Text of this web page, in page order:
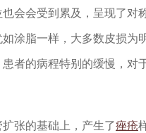
会会受到累及，呈现了对
涂脂一样，大多数皮损为
者的病程特别的缓慢，对
张的基础上，产生了痤疮